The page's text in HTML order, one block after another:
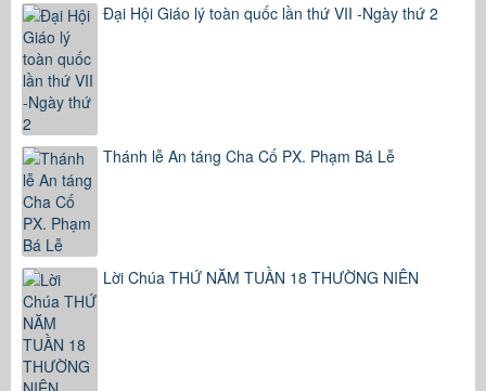
Đại Hội Giáo lý toàn quốc lần thứ VII -Ngày thứ 2
Thánh lễ An táng Cha Cố PX. Phạm Bá Lễ
Lời Chúa THỨ NĂM TUẦN 18 THƯỜNG NIÊN